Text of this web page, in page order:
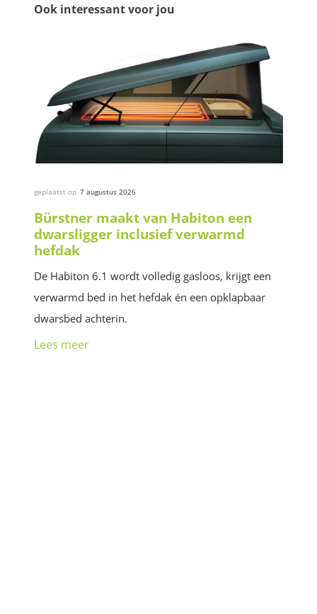
Ook interessant voor jou
geplaatst op 7 augustus 2026
Bürstner maakt van Habiton een
dwarsligger inclusief verwarmd
hefdak
De Habiton 6.1 wordt volledig gasloos, krijgt een
verwarmd bed in het hefdak én een opklapbaar
dwarsbed achterin.
Lees meer